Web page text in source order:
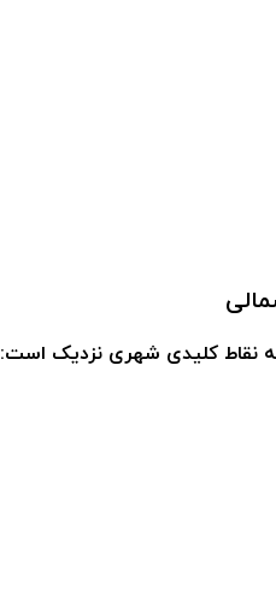
به نقاط کلیدی شهری نزدیک است: